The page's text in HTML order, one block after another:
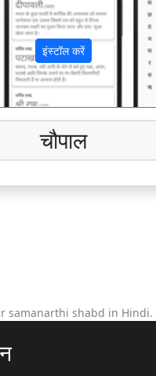
इंस्टॉल करें
चौपाल
samanarthi shabd in Hindi.